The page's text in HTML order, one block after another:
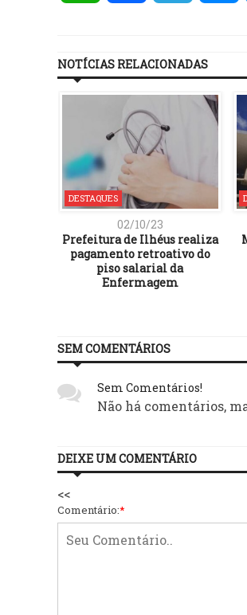
NOTÍCIAS RELACIONADAS
DESTAQUES
02/10/23
Prefeitura de Ilhéus realiza
pagamento retroativo do
piso salarial da
Enfermagem
SEM COMENTÁRIOS
Sem Comentários!
Não há comentários,
DEIXE UM COMENTÁRIO
<<
Comentário:*